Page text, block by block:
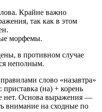
Крайне важно
так как в этом
морфемы.
в противном случае
неполным.
слово «назавтра»
(на) + корень
нет. Основа выражения —
внимание на сходные по